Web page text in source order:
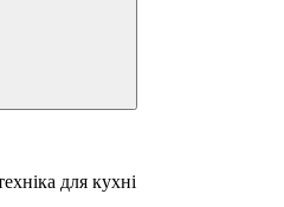
для кухні